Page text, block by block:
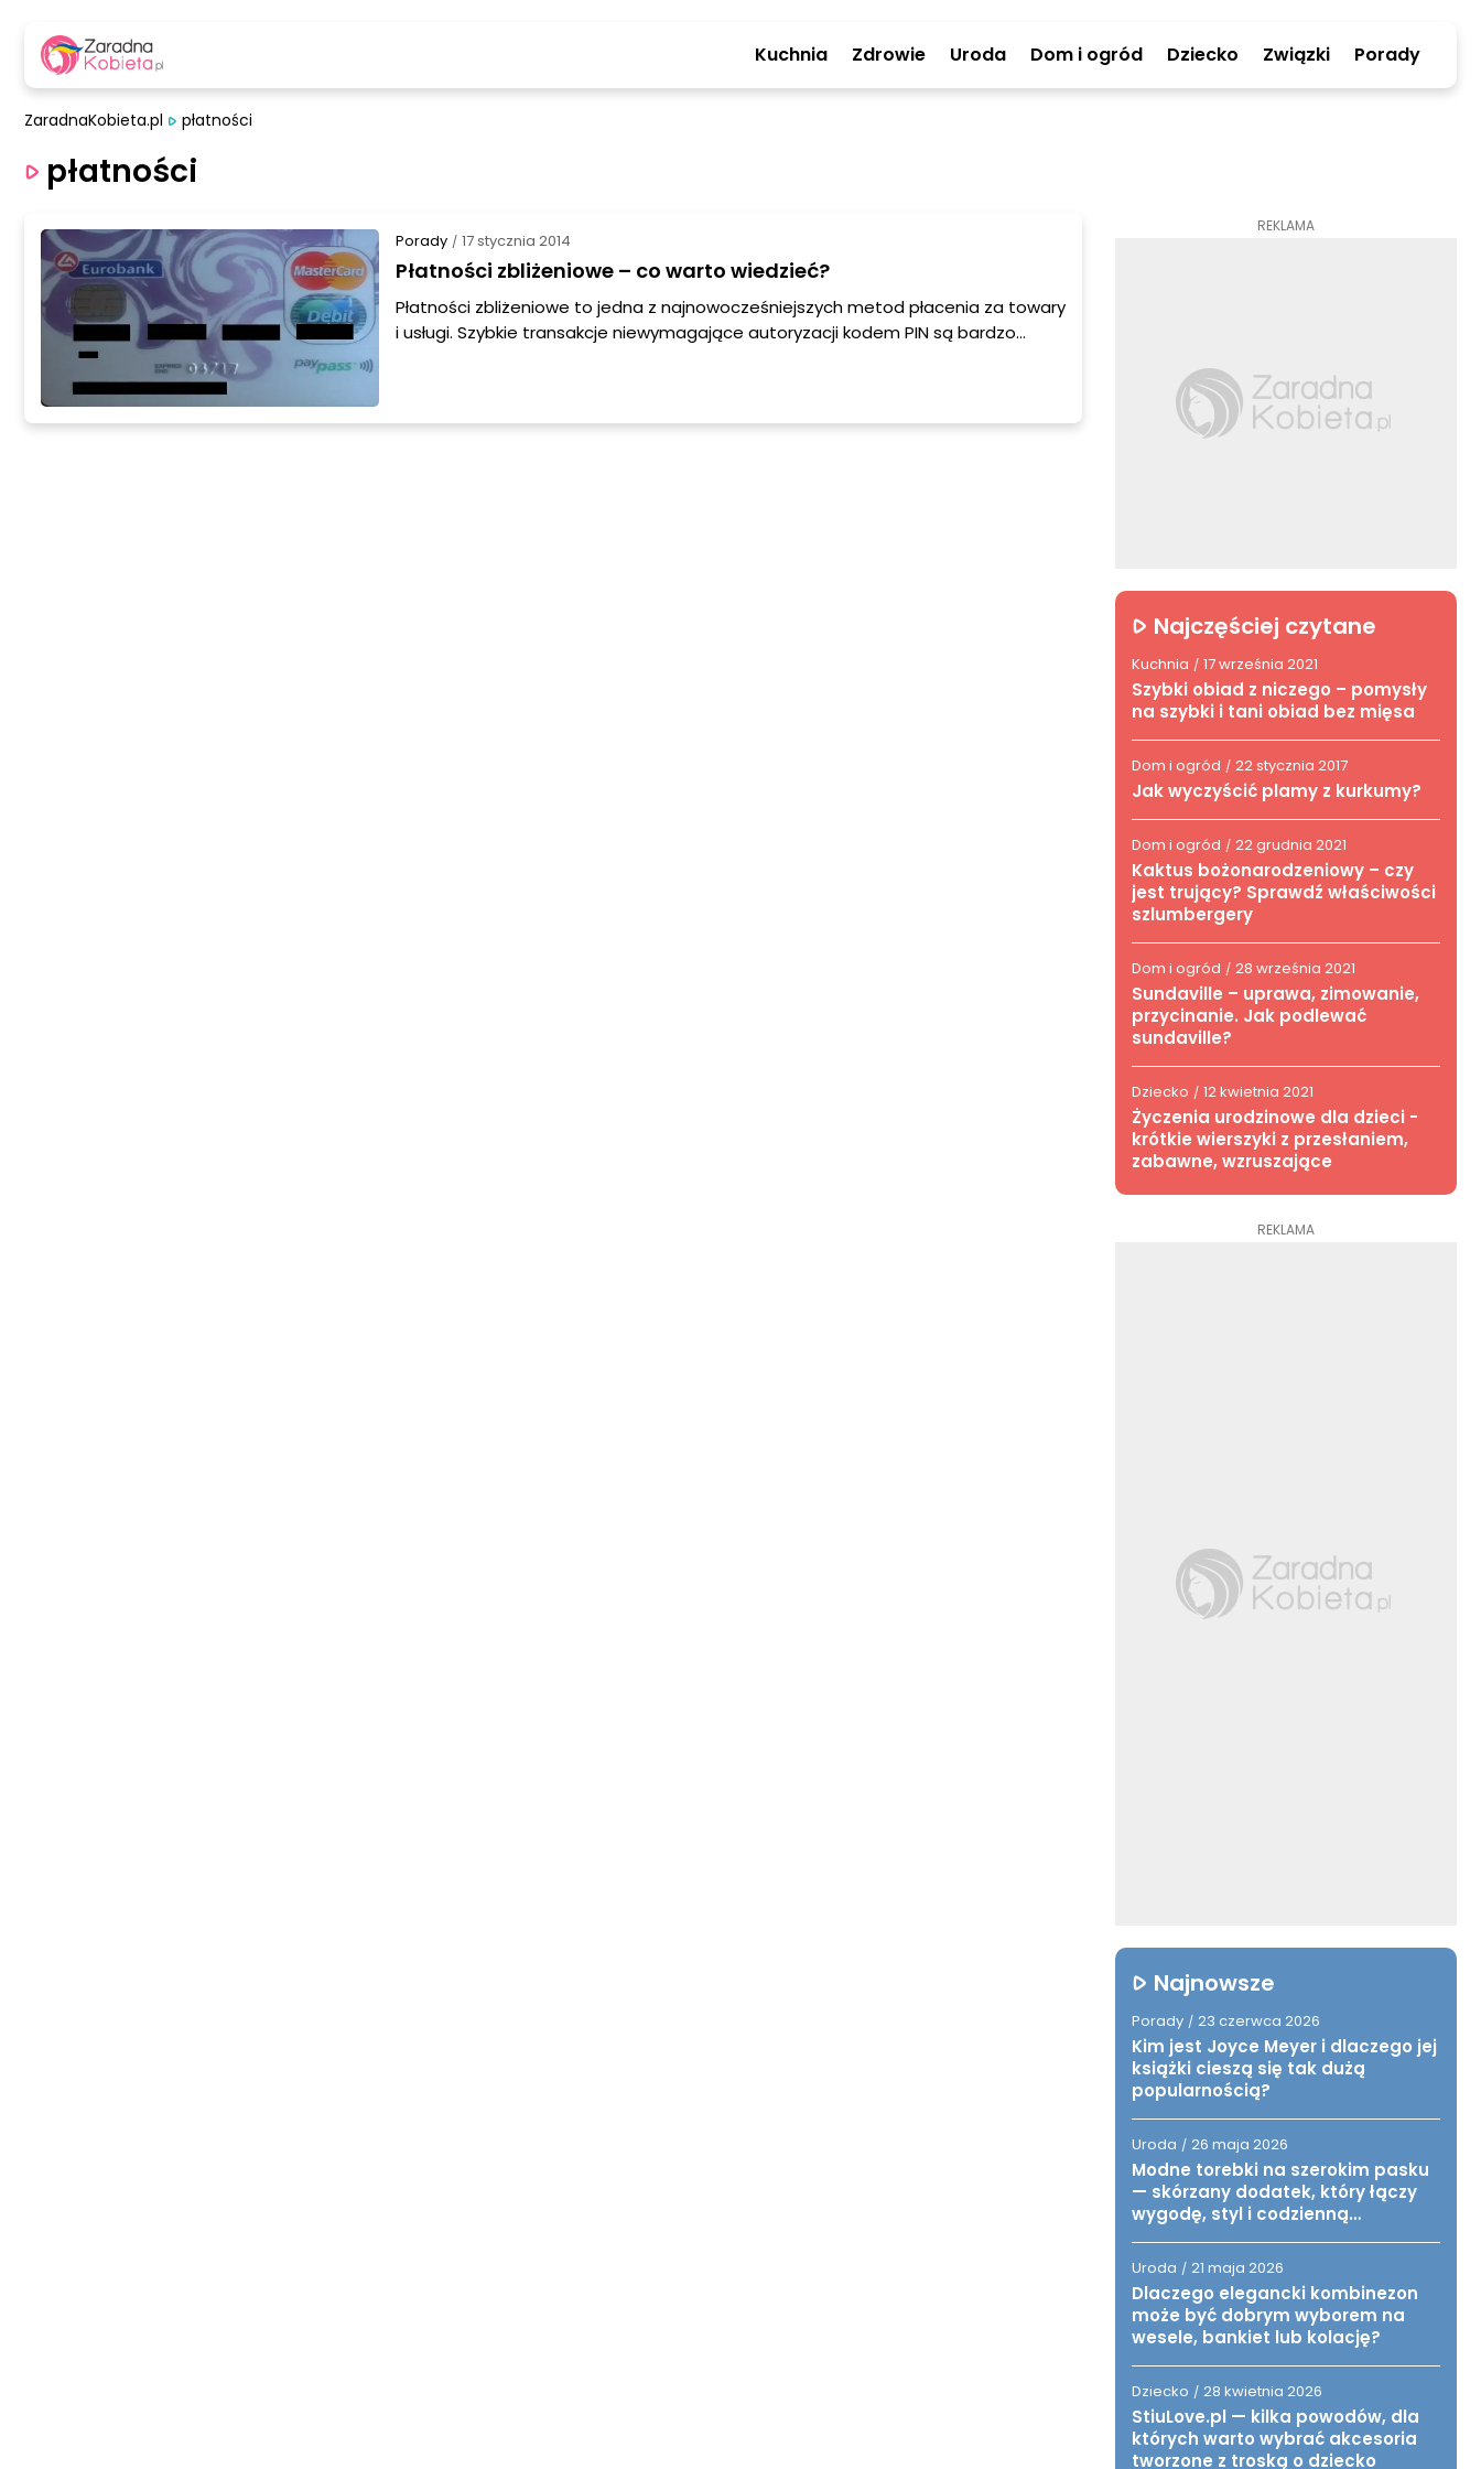
Kuchnia Zdrowie Uroda Dom i ogród Dziecko Związki Porady
ZaradnaKobieta.pl płatności
płatności
Porady / 17 stycznia 2014
Płatności zbliżeniowe – co warto wiedzieć?
Płatności zbliżeniowe to jedna z najnowocześniejszych metod płacenia za towary
i usługi. Szybkie transakcje niewymagające autoryzacji kodem PIN są bardzo
REKLAMA
Najczęściej czytane
Kuchnia / 17 września 2021
Szybki obiad z niczego – pomysły
na szybki i tani obiad bez mięsa
Dom i ogród / 22 stycznia 2017
Jak wyczyścić plamy z kurkumy?
Dom i ogród / 22 grudnia 2021
Kaktus bożonarodzeniowy – czy
jest trujący? Sprawdź właściwości
szlumbergery
Dom i ogród / 28 września 2021
Sundaville – uprawa, zimowanie,
przycinanie. Jak podlewać
sundaville?
Dziecko / 12 kwietnia 2021
Życzenia urodzinowe dla dzieci -
krótkie wierszyki z przesłaniem,
zabawne, wzruszające
REKLAMA
Najnowsze
Porady / 23 czerwca 2026
Kim jest Joyce Meyer i dlaczego jej
książki cieszą się tak dużą
popularnością?
Uroda / 26 maja 2026
Modne torebki na szerokim pasku
— skórzany dodatek, który łączy
wygodę, styl i codzienną
Uroda / 21 maja 2026
Dlaczego elegancki kombinezon
może być dobrym wyborem na
wesele, bankiet lub kolację?
Dziecko / 28 kwietnia 2026
StiuLove.pl — kilka powodów, dla
których warto wybrać akcesoria
tworzone z troską o dziecko